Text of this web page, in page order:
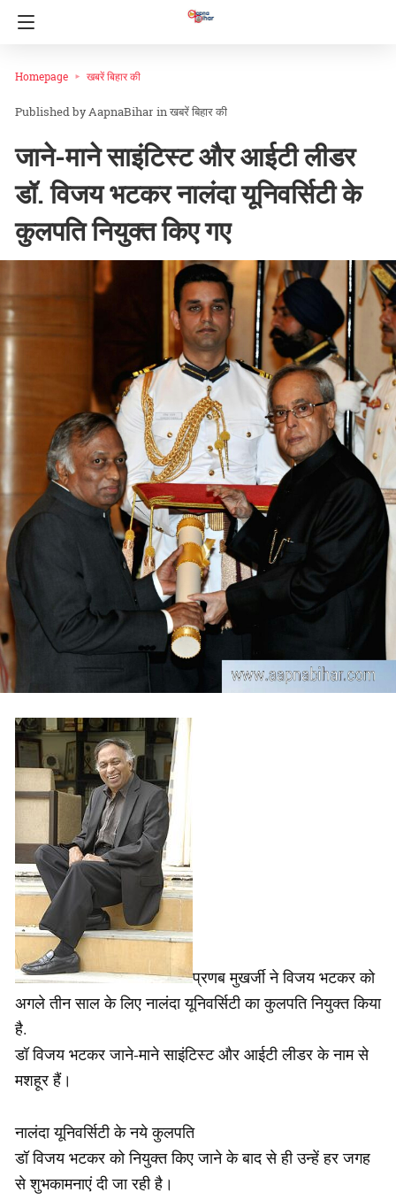
Homepage खबरें बिहार की
AapnaBihar inखबरें बिहार की
जाने-माने साइंटिस्ट और आईटी लीडर
डॉ. विजय भटकर नालंदा यूनिवर्सिटी के
कुलपति नियुक्त किए गए
प्रणब मुखर्जी ने विजय भटकर को
अगले तीन साल के लिए नालंदा यूनिवर्सिटी का कुलपति नियुक्त किया
है.
डॉ विजय भटकर जाने-माने साइंटिस्ट और आईटी लीडर के नाम से
मशहूर हैं।
नालंदा यूनिवर्सिटी के नये कुलपति
डॉ विजय भटकर को नियुक्त किए जाने के बाद से ही उन्हें हर जगह
से शुभकामनाएं दी जा रही है।